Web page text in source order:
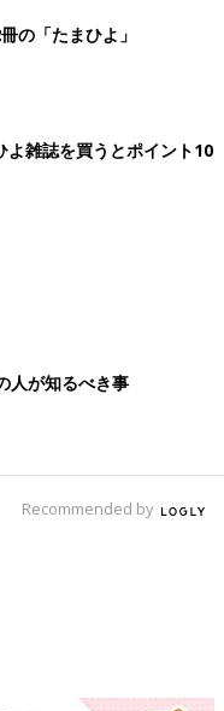
の「たまひよ」
よ雑誌を買うとポイント10
人が知るべき事
Recommended by